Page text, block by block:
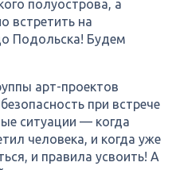
полуострова, а
встретить на
Подольска! Будем
арт-проектов
при встрече
ситуации — когда
человека, и когда уже
и правила усвоить! А